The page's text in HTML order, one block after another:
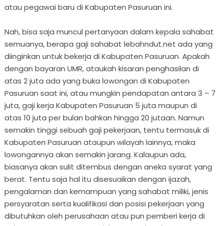
atau pegawai baru di Kabupaten Pasuruan ini.
Nah, bisa saja muncul pertanyaan dalam kepala sahabat
semuanya, berapa gaji sahabat lebahndut.net ada yang
diinginkan untuk bekerja di Kabupaten Pasuruan. Apakah
dengan bayaran UMR, ataukah kisaran penghasilan di
atas 2 juta ada yang buka lowongan di Kabupaten
Pasuruan saat ini, atau mungkin pendapatan antara 3 – 7
juta, gaji kerja Kabupaten Pasuruan 5 juta maupun di
atas 10 juta per bulan bahkan hingga 20 jutaan. Namun
semakin tinggi sebuah gaji pekerjaan, tentu termasuk di
Kabupaten Pasuruan ataupun wilayah lainnya, maka
lowongannya akan semakin jarang. Kalaupun ada,
biasanya akan sulit ditembus dengan aneka syarat yang
berat. Tentu saja hal itu disesuaikan dengan ijazah,
pengalaman dan kemampuan yang sahabat miliki, jenis
persyaratan serta kualifikasi dan posisi pekerjaan yang
dibutuhkan oleh perusahaan atau pun pemberi kerja di